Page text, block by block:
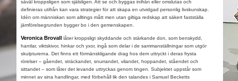
såväl kroppsligen som själsligen. Att se och byggas inifrån eller omslutas och
definieras utifrån kan vara strategier för att skapa en utvidgad personlig livskunskap.
Idén om människan som alltings mått men utan giltiga redskap att säkert fastställa
jämförelsegrunden bygger bo i den gemenskapen.
Veronica Brovall låter kroppsligt skyddande och stärkande don, som benskydd,
hantlar, viktskivor, hinkar och yxor, ingå som delar i de sammanställningar som utgör
skulpturerna. Det finns ett förmänskligande drag hos dem uttryckt i deras frysta
rörelser – gåendet, sträckandet, snurrandet, vilandet, hoppandet, ståendet och
sittandet – som låter det levande uttryckas genom tingen. Subjektet uppstår som
minnet av sina handlingar, med förbehåll lik den talandes i Samuel Becketts